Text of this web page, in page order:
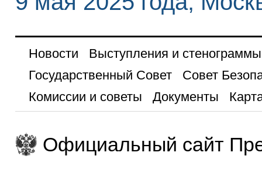
Новости
Выступления и стенограммы
Государственный Совет
Совет
Комиссии и советы
Документы
Официальный сайт